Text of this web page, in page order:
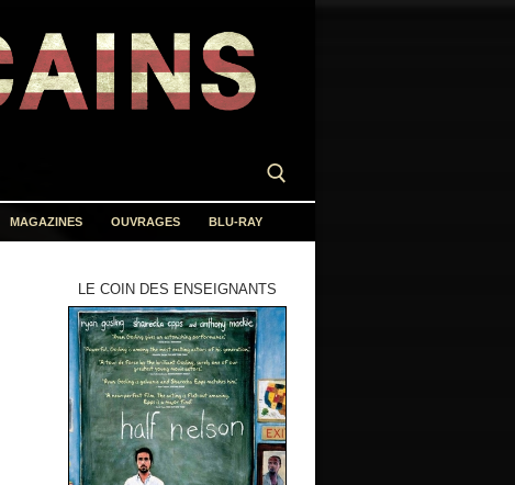
MAGAZINES OUVRAGES BLU-RAY
LE COIN DES ENSEIGNANTS